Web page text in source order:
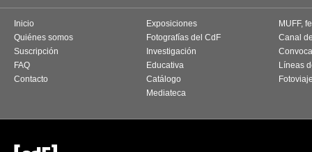
Inicio
Quiénes somos
Suscripción
FAQ
Contacto
Exposiciones
Fotografías del CdF
Investigación
Educativa
Catálogo
Mediateca
MUFF,
Canal
Líneas